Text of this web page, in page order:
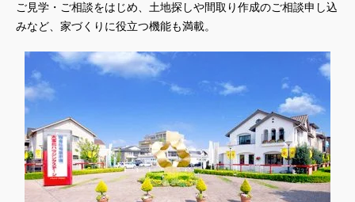
ご見学・ご相談をはじめ、土地探しや間取り作成のご相談申し込
みなど、家づくりに役立つ機能も満載。